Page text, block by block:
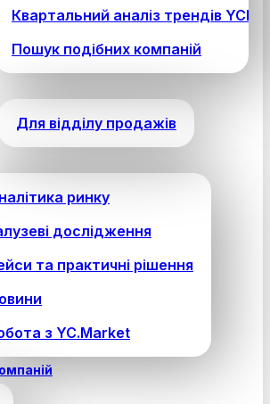
Квартальний аналіз трендів YCM
Пошук подібних компаній
Для відділу продажів
ринку
дослідження
та практичні рішення
з YC.Market